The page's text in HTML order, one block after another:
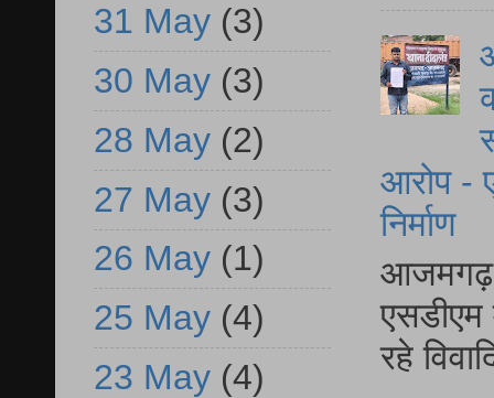
आरोप -
निर्माण
आजमगढ़
एसडीएम
रहे
31 May (3)
30 May (3)
28 May (2)
27 May (3)
26 May (1)
25 May (4)
23 May (4)